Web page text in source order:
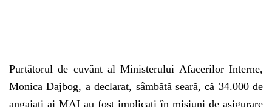
Purtătorul de cuvânt al Ministerului Afacerilor Interne,
Monica Dajbog, a declarat, sâmbătă seară, că 34.000 de
angajaţi ai MAI au fost implicaţi în misiuni de asigurare